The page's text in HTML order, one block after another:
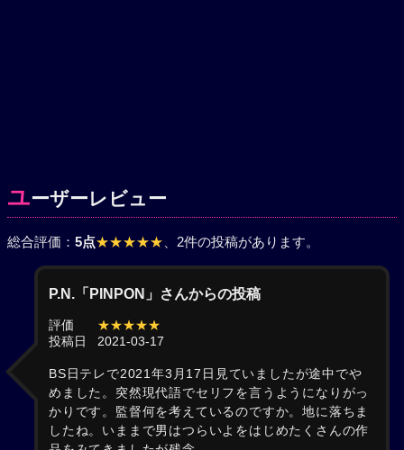
ユーザーレビュー
総合評価： 5点★★★★★ 、2件の投稿があります。
P.N.「PINPON」さんからの投稿
評価
★★★★★
投稿日
2021-03-17
BS日テレで2021年3月17日見ていましたが途中でや
めました。突然現代語でセリフを言うようになりがっ
かりです。監督何を考えているのですか。地に落ちま
したね。いままで男はつらいよをはじめたくさんの作